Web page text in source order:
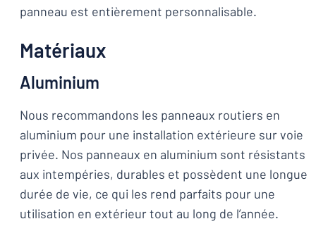
panneau est entièrement personnalisable.
Matériaux
Aluminium
Nous recommandons les panneaux routiers en
aluminium pour une installation extérieure sur voie
privée. Nos panneaux en aluminium sont résistants
aux intempéries, durables et possèdent une longue
durée de vie, ce qui les rend parfaits pour une
utilisation en extérieur tout au long de l’année.